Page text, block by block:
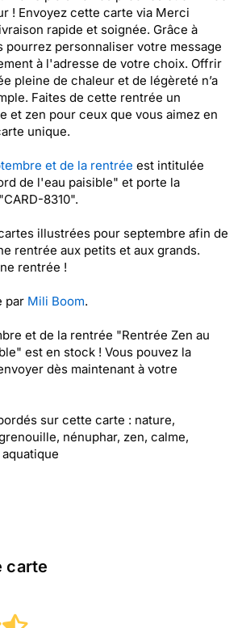
! Envoyez cette carte via Merci
rapide et soignée. Grâce à
pourrez personnaliser votre message
à l'adresse de votre choix. Offrir
pleine de chaleur et de légèreté n’a
Faites de cette rentrée un
et zen pour ceux que vous aimez en
unique.
et de la rentrée est intitulée
de l'eau paisible" et porte la
8310".
illustrées pour septembre afin de
rentrée aux petits et aux grands.
rentrée !
par Mili Boom.
et de la rentrée "Rentrée Zen au
est en stock ! Vous pouvez la
dès maintenant à votre
sur cette carte : nature,
nénuphar, zen, calme,
carte